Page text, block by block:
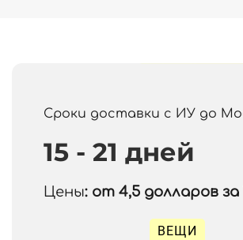
Сроки доставки с ИУ до
15 - 21 дней
Цены: от 4,5 долларов за
ВЕЩИ